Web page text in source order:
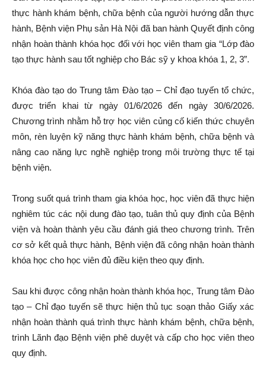
thực hành khám bệnh, chữa bệnh của người hướng dẫn thực
hành, Bệnh viện Phụ sản Hà Nội đã ban hành Quyết định công
nhận hoàn thành khóa học đối với học viên tham gia “Lớp đào
tạo thực hành sau tốt nghiệp cho Bác sỹ y khoa khóa 1, 2, 3”.
Khóa đào tạo do Trung tâm Đào tạo – Chỉ đạo tuyến tổ chức,
được triển khai từ ngày 01/6/2026 đến ngày 30/6/2026.
Chương trình nhằm hỗ trợ học viên củng cố kiến thức chuyên
môn, rèn luyện kỹ năng thực hành khám bệnh, chữa bệnh và
nâng cao năng lực nghề nghiệp trong môi trường thực tế tại
bệnh viện.
Trong suốt quá trình tham gia khóa học, học viên đã thực hiện
nghiêm túc các nội dung đào tạo, tuân thủ quy định của Bệnh
viện và hoàn thành yêu cầu đánh giá theo chương trình. Trên
cơ sở kết quả thực hành, Bệnh viện đã công nhận hoàn thành
khóa học cho học viên đủ điều kiện theo quy định.
Sau khi được công nhận hoàn thành khóa học, Trung tâm Đào
tạo – Chỉ đạo tuyến sẽ thực hiện thủ tục soạn thảo Giấy xác
nhận hoàn thành quá trình thực hành khám bệnh, chữa bệnh,
trình Lãnh đạo Bệnh viện phê duyệt và cấp cho học viên theo
quy định.